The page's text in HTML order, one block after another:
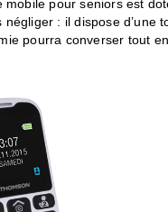
pour seniors est
: il dispose d’une
pourra converser tout